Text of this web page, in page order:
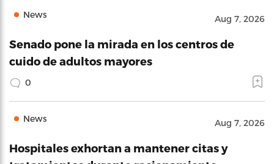
News Aug 7, 2026
Senado pone la mirada en los centros de
cuido de adultos mayores
0
News Aug 7, 2026
Hospitales exhortan a mantener citas y